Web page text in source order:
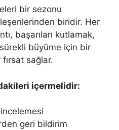
bir sezonu
biridir. Her
başarıları kutlamak,
büyüme için bir
sağlar.
içermelidir:
geri bildirim